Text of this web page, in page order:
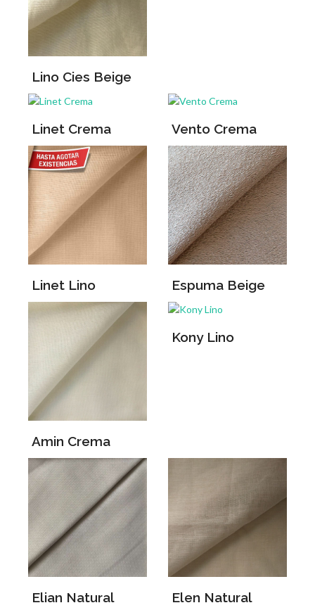
Lino Cies Beige
Linet Crema Vento Crema
Linet Lino Espuma Beige
Amin Crema
Kony Lino
Elian Natural Elen Natural